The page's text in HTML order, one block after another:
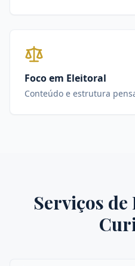
Foco em Eleitoral
Conteúdo e estrutura
Serviços de